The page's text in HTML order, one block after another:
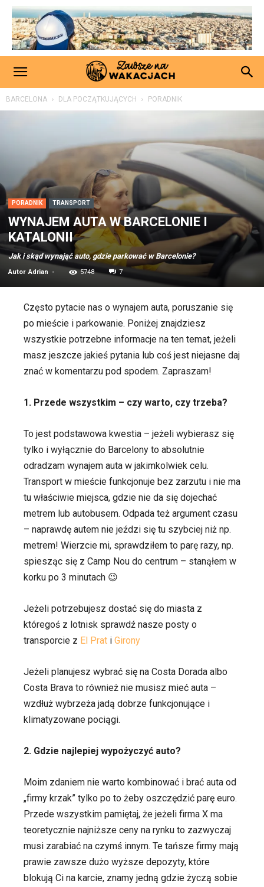
BARCELONA DLA POCZĄTKUJĄCYCH PORADNIK
PORADNIK TRANSPORT
WYNAJEM AUTA W BARCELONIE I
KATALONII
Jak i skąd wynająć auto, gdzie parkować w Barcelonie?
Autor Adrian - 5748 7
Często pytacie nas o wynajem auta, poruszanie się
po mieście i parkowanie. Poniżej znajdziesz
wszystkie potrzebne informacje na ten temat, jeżeli
masz jeszcze jakieś pytania lub coś jest niejasne daj
znać w komentarzu pod spodem. Zapraszam!
1. Przede wszystkim – czy warto, czy trzeba?
To jest podstawowa kwestia – jeżeli wybierasz się
tylko i wyłącznie do Barcelony to absolutnie
odradzam wynajem auta w jakimkolwiek celu.
Transport w mieście funkcjonuje bez zarzutu i nie ma
tu właściwie miejsca, gdzie nie da się dojechać
metrem lub autobusem. Odpada też argument czasu
– naprawdę autem nie jeździ się tu szybciej niż np.
metrem! Wierzcie mi, sprawdziłem to parę razy, np.
spiesząc się z Camp Nou do centrum – stanąłem w
korku po 3 minutach 😉
Jeżeli potrzebujesz dostać się do miasta z
któregoś z lotnisk sprawdź nasze posty o
transporcie z El Prat i Girony
Jeżeli planujesz wybrać się na Costa Dorada albo
Costa Brava to również nie musisz mieć auta –
wzdłuż wybrzeża jadą dobrze funkcjonujące i
klimatyzowane pociągi.
2. Gdzie najlepiej wypożyczyć auto?
Moim zdaniem nie warto kombinować i brać auta od
„firmy krzak” tylko po to żeby oszczędzić parę euro.
Przede wszystkim pamiętaj, że jeżeli firma X ma
teoretycznie najniższe ceny na rynku to zazwyczaj
musi zarabiać na czymś innym. Te tańsze firmy mają
prawie zawsze dużo wyższe depozyty, które
blokują Ci na karcie, znamy jedną gdzie życzą sobie